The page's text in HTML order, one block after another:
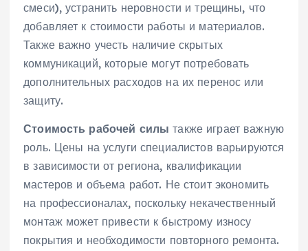
смеси)‚ устранить неровности и трещины‚ что
добавляет к стоимости работы и материалов.
Также важно учесть наличие скрытых
коммуникаций‚ которые могут потребовать
дополнительных расходов на их перенос или
защиту.
Стоимость рабочей силы также играет важную
роль. Цены на услуги специалистов варьируются
в зависимости от региона‚ квалификации
мастеров и объема работ. Не стоит экономить
на профессионалах‚ поскольку некачественный
монтаж может привести к быстрому износу
покрытия и необходимости повторного ремонта.